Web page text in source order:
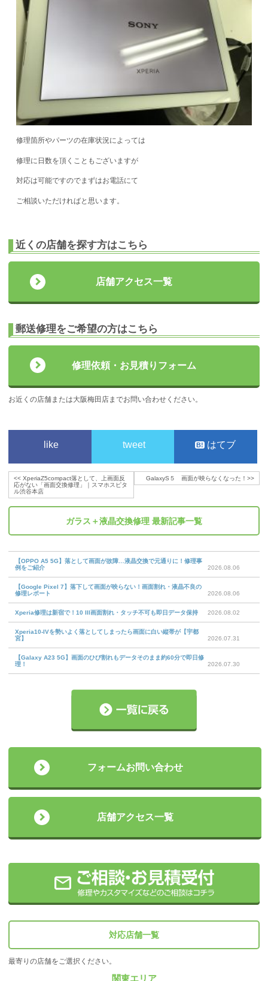
修理箇所やパーツの在庫状況によっては
修理に日数を頂くこともございますが
対応は可能ですのでまずはお電話にて
ご相談いただければと思います。
近くの店舗を探す方はこちら
店舗アクセス一覧
郵送修理をご希望の方はこちら
修理依頼・お見積りフォーム
お近くの店舗または大阪梅田店までお問い合わせください。
like tweet はてブ
<<XperiaZ5compact落として、上画面反
応がない「画面交換修理」｜スマホスピタ
ル渋谷本店
GalaxyS５ 画面が映らなくなった！ >>
ガラス＋液晶交換修理 最新記事一覧
【OPPO A5 5G】落として画面が故障…液晶交換で元通りに！修理事
例をご紹介
2026.08.06
【Google Pixel 7】落下して画面が映らない！画面割れ・液晶不良の
修理レポート
2026.08.06
Xperia修理は新宿で！10 III画面割れ・タッチ不可も即日データ保持 2026.08.02
Xperia10-IVを勢いよく落としてしまったら画面に白い縦帯が【宇都
宮】
2026.07.31
【Galaxy A23 5G】画面のひび割れもデータそのまま約60分で即日修
理！
2026.07.30
フォームお問い合わせ
店舗アクセス一覧
対応店舗一覧
最寄りの店舗をご選択ください。
関東エリア